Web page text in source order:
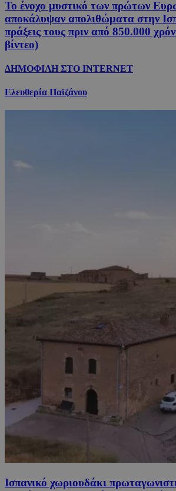
Το ένοχο μυστικό των πρώτων
αποκάλυψαν απολιθώματα στην
πράξεις τους πριν από 850.000
βίντεο)
ΔΗΜΟΦΙΛΗ ΣΤΟ INTERNET
Ελευθερία Παϊζάνου
Ισπανικό χωριουδάκι